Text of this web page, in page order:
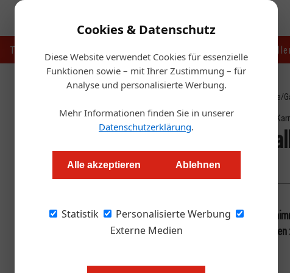
Cookies & Datenschutz
Diese Website verwendet Cookies für essenzielle
Funktionen sowie – mit Ihrer Zustimmung – für
Analyse und personalisierte Werbung.
Mehr Informationen finden Sie in unserer
Datenschutzerklärung.
Alle akzeptieren Ablehnen
Statistik
Personalisierte Werbung
Externe Medien
Touristik Handel &
Startseite/
Neuer General Manager im
Redaktion.OEGZ
Der gebürtige Kärntner Thomas Haslauer
Wörthersee – und wird dadurch mit nur 29